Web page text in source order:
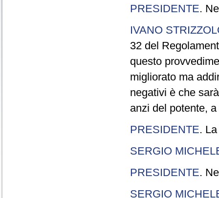
PRESIDENTE.
IVANO
32 del
questo
migliorato ma
negativi è che
anzi del potente,
PRESIDENTE.
SERGIO
PRESIDENTE.
SERGIO